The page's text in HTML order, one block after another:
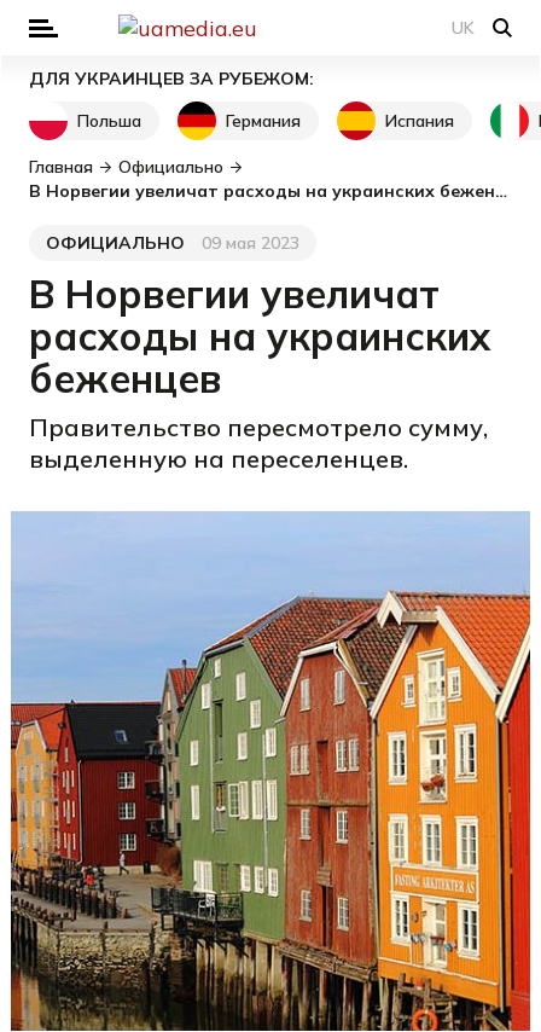
UK
ДЛЯ УКРАИНЦЕВ ЗА РУБЕЖОМ:
Польша
Германия Испания
Главная
Официально
В Норвегии увеличат расходы на украинских беженцев
Категория
ОФИЦИАЛЬНО
Дата публикации09 мая 2023
В Норвегии увеличат
расходы на украинских
беженцев
Правительство пересмотрело сумму,
выделенную на переселенцев.